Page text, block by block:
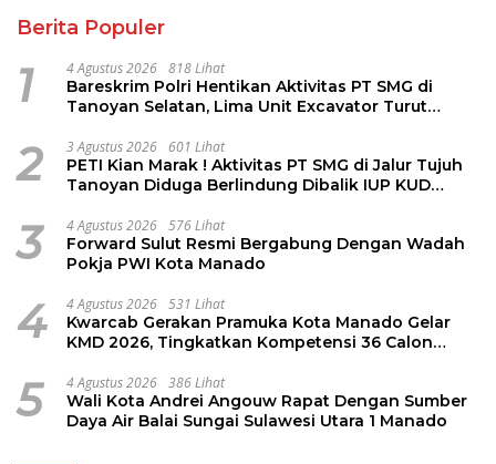
Berita Populer
1 4 Agustus 2026 818 Lihat
Bareskrim Polri Hentikan Aktivitas PT SMG di
Tanoyan Selatan, Lima Unit Excavator Turut
2 3 Agustus 2026 601 Lihat
PETI Kian Marak ! Aktivitas PT SMG di Jalur Tujuh
Tanoyan Diduga Berlindung Dibalik IUP KUD
3 4 Agustus 2026 576 Lihat
Forward Sulut Resmi Bergabung Dengan Wadah
Pokja PWI Kota Manado
4 4 Agustus 2026 531 Lihat
Kwarcab Gerakan Pramuka Kota Manado Gelar
KMD 2026, Tingkatkan Kompetensi 36 Calon
5 4 Agustus 2026 386 Lihat
Wali Kota Andrei Angouw Rapat Dengan Sumber
Daya Air Balai Sungai Sulawesi Utara 1 Manado